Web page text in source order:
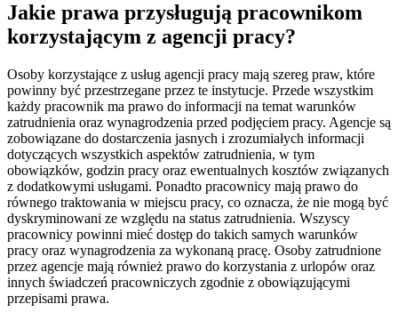
Jakie prawa przysługują pracownikom
korzystającym z agencji pracy?
Osoby korzystające z usług agencji pracy mają szereg praw, które
powinny być przestrzegane przez te instytucje. Przede wszystkim
każdy pracownik ma prawo do informacji na temat warunków
zatrudnienia oraz wynagrodzenia przed podjęciem pracy. Agencje są
zobowiązane do dostarczenia jasnych i zrozumiałych informacji
dotyczących wszystkich aspektów zatrudnienia, w tym
obowiązków, godzin pracy oraz ewentualnych kosztów związanych
z dodatkowymi usługami. Ponadto pracownicy mają prawo do
równego traktowania w miejscu pracy, co oznacza, że nie mogą być
dyskryminowani ze względu na status zatrudnienia. Wszyscy
pracownicy powinni mieć dostęp do takich samych warunków
pracy oraz wynagrodzenia za wykonaną pracę. Osoby zatrudnione
przez agencje mają również prawo do korzystania z urlopów oraz
innych świadczeń pracowniczych zgodnie z obowiązującymi
przepisami prawa.